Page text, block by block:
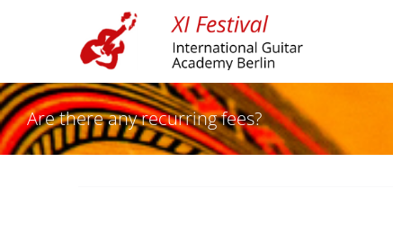
Are there any recurring fees?